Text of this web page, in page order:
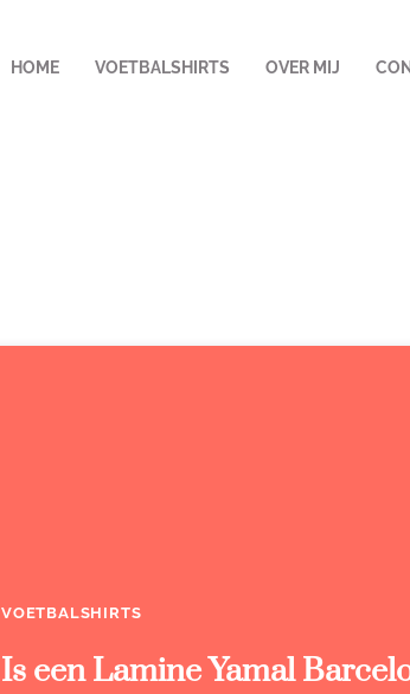
HOME VOETBALSHIRTS OVER MIJ
VOETBALSHIRTS
Is een Lamine Yamal